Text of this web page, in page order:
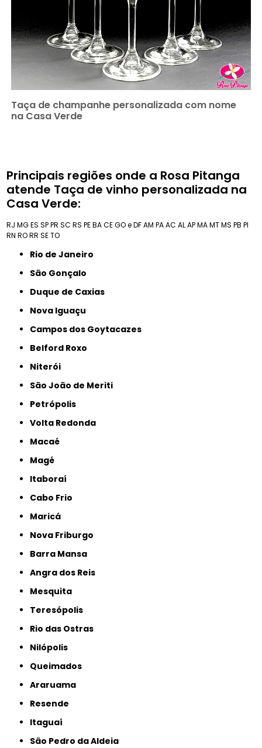
Taça de champanhe personalizada com nome
na Casa Verde
Principais regiões onde a Rosa Pitanga
atende Taça de vinho personalizada na
Casa Verde:
RJ MGES SPPR SC RS PEBACEGO e DFAM PAAC ALAPMAMTMS PB PI
RN RORR SETO
Rio de Janeiro
São Gonçalo
Duque de Caxias
Nova Iguaçu
Campos dos Goytacazes
Belford Roxo
Niterói
São João de Meriti
Petrópolis
Volta Redonda
Macaé
Magé
Itaboraí
Cabo Frio
Maricá
Nova Friburgo
Barra Mansa
Angra dos Reis
Mesquita
Teresópolis
Rio das Ostras
Nilópolis
Queimados
Araruama
Resende
Itaguaí
São Pedro da Aldeia